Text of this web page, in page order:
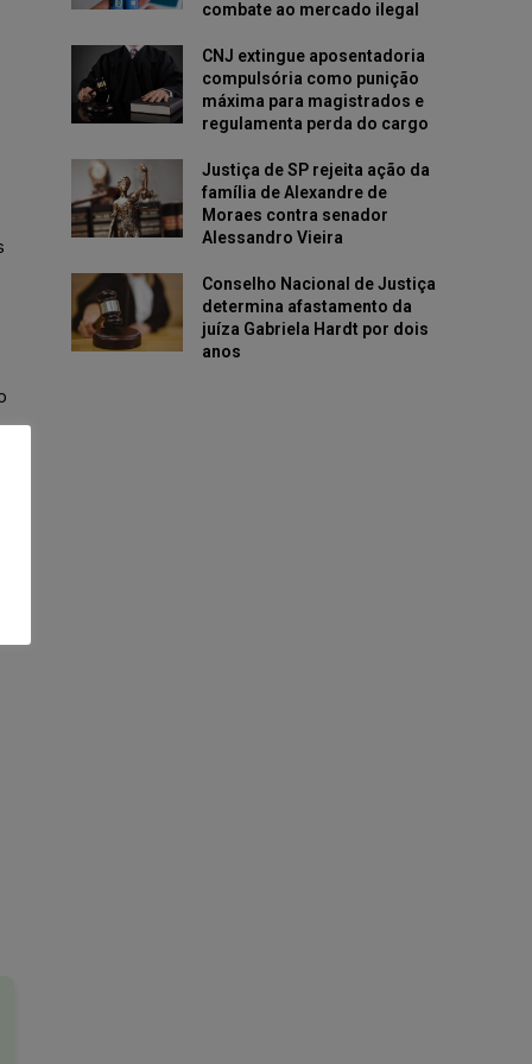
combate ao mercado ilegal
CNJ extingue aposentadoria
compulsória como punição
máxima para magistrados e
regulamenta perda do cargo
Justiça de SP rejeita ação da
família de Alexandre de
Moraes contra senador
Alessandro Vieira
Conselho Nacional de Justiça
determina afastamento da
juíza Gabriela Hardt por dois
anos